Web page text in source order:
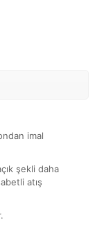
imal
şekli daha
atış